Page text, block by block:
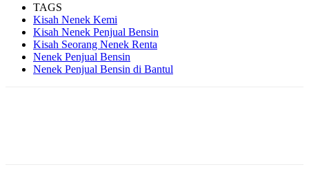
TAGS
Kisah Nenek Kemi
Kisah Nenek Penjual Bensin
Kisah Seorang Nenek Renta
Nenek Penjual Bensin
Nenek Penjual Bensin di Bantul